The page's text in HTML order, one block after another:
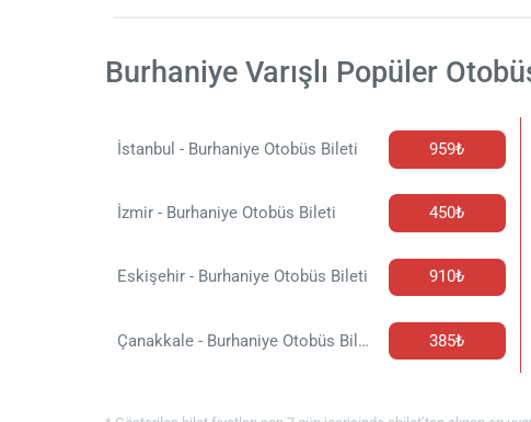
Burhaniye Varışlı Popüler
İstanbul - Burhaniye Otobüs Bileti 959₺
İzmir - Burhaniye Otobüs Bileti 450₺
Eskişehir - Burhaniye Otobüs Bileti 910₺
Çanakkale - Burhaniye Otobüs Bileti 385₺